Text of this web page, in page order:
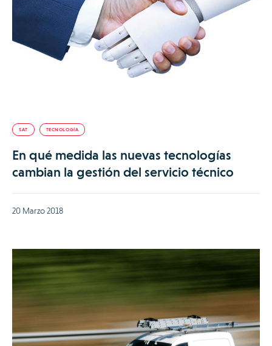
SAT TECNOLOGÍA
En qué medida las nuevas tecnologías
cambian la gestión del servicio técnico
20 Marzo 2018